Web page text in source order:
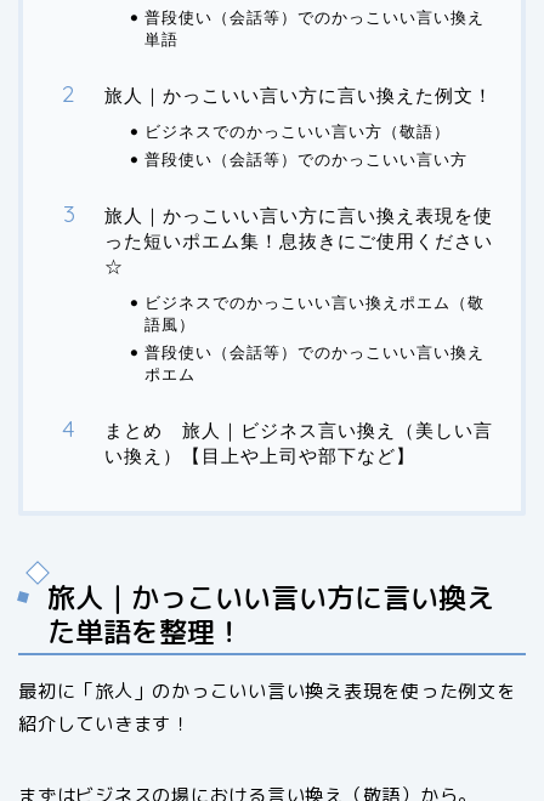
普段使い（会話等）でのかっこいい言い換え
単語
旅人｜かっこいい言い方に言い換えた例文！
ビジネスでのかっこいい言い方（敬語）
普段使い（会話等）でのかっこいい言い方
旅人｜かっこいい言い方に言い換え表現を使
った短いポエム集！息抜きにご使用ください
☆
ビジネスでのかっこいい言い換えポエム（敬
語風）
普段使い（会話等）でのかっこいい言い換え
ポエム
まとめ 旅人｜ビジネス言い換え（美しい言
い換え）【目上や上司や部下など】
旅人｜かっこいい言い方に言い換え
た単語を整理！
最初に「旅人」のかっこいい言い換え表現を使った例文を
紹介していきます！
まずはビジネスの場における言い換え（敬語）から。